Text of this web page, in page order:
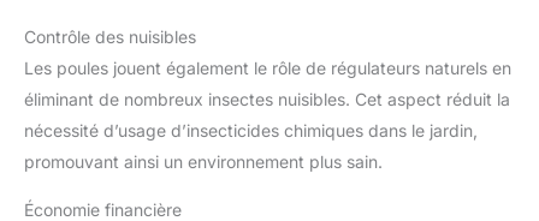
Contrôle des nuisibles
Les poules jouent également le rôle de régulateurs naturels en
éliminant de nombreux insectes nuisibles. Cet aspect réduit la
nécessité d’usage d’insecticides chimiques dans le jardin,
promouvant ainsi un environnement plus sain.
Économie financière